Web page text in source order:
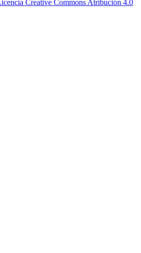
Licencia Creative Commons Atribución 4.0